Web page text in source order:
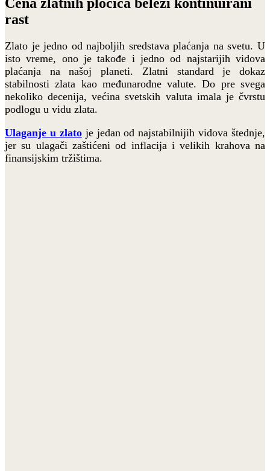
Cena zlatnih pločica beleži kontinuirani
rast
Zlato je jedno od najboljih sredstava plaćanja na svetu. U
isto vreme, ono je takođe i jedno od najstarijih vidova
plaćanja na našoj planeti. Zlatni standard je dokaz
stabilnosti zlata kao međunarodne valute. Do pre svega
nekoliko decenija, većina svetskih valuta imala je čvrstu
podlogu u vidu zlata.
Ulaganje u zlatoje jedan od najstabilnijih vidova štednje,
jer su ulagači zaštićeni od inflacija i velikih krahova na
finansijskim tržištima.